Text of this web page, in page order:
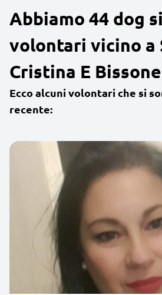
Abbiamo 44 dog
volontari vicino a
Cristina E Bissone
Ecco alcuni volontari che si
recente: